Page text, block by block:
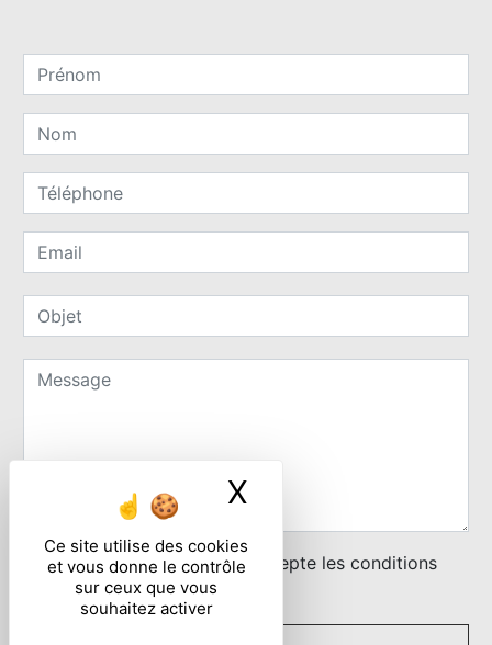
Ce site utilise des cookies
et vous donne le contrôle
sur ceux que vous
souhaitez activer
X
En cochant cette case, j'accepte les conditions
particulières ci-dessous **